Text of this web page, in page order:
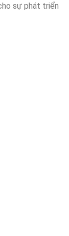
sự phát triển